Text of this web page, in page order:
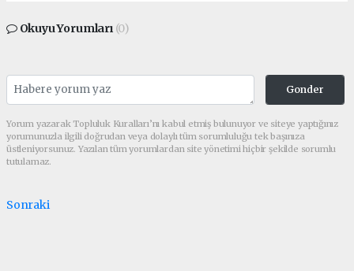
Okuyu Yorumları (0)
Gonder
Yorum yazarak Topluluk Kuralları’nı kabul etmiş bulunuyor ve siteye yaptığınız
yorumunuzla ilgili doğrudan veya dolaylı tüm sorumluluğu tek başınıza
üstleniyorsunuz. Yazılan tüm yorumlardan site yönetimi hiçbir şekilde sorumlu
tutulamaz.
Sonraki